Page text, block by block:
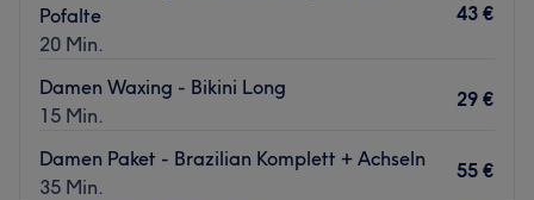
Pofalte
20 Min.
43 €
Damen Waxing - Bikini Long
15 Min.
29 €
Damen Paket - Brazilian Komplett + Achseln
35 Min.
55 €